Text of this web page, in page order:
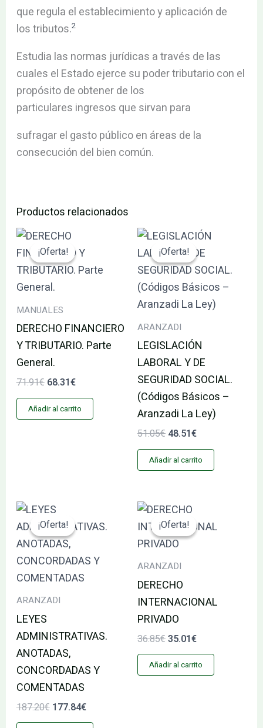
que regula el establecimiento y aplicación de
los tributos.2
Estudia las normas jurídicas a través de las
cuales el Estado ejerce su poder tributario con el
propósito de obtener de los
particulares ingresos que sirvan para
sufragar el gasto público en áreas de la
consecución del bien común.
Productos relacionados
¡Oferta!
¡Oferta!
MANUALES
DERECHO FINANCIERO
Y TRIBUTARIO. Parte
General.
71.91€
El
precio
original
era:
71.91€.
68.31€
precio
actual
es:
Añadir al carrito
¡Oferta!
¡Oferta!
ARANZADI
LEGISLACIÓN
LABORAL Y DE
SEGURIDAD SOCIAL.
(Códigos Básicos –
Aranzadi La Ley)
51.05€
El
precio
original
era:
51.05€.
48.51€
El
precio
actual
es:
48.51€.
Añadir al carrito
¡Oferta!
¡Oferta!
ARANZADI
LEYES
ADMINISTRATIVAS.
ANOTADAS,
CONCORDADAS Y
COMENTADAS
187.20€
El
precio
original
era:
187.20€.
177.84€
actual
177.84€.
¡Oferta!
¡Oferta!
ARANZADI
DERECHO
INTERNACIONAL
PRIVADO
36.85€
El
precio
original
era:
35.01€
actual
Añadir al carrito